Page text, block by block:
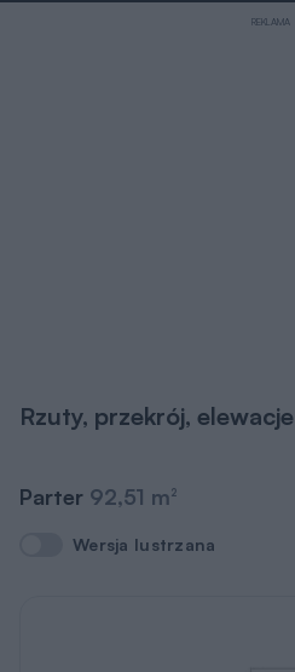
REKLAMA
Rzuty, przekrój, elewacje
Parter 92,51 m2
Wersja lustrzana
Wersja lustrzana